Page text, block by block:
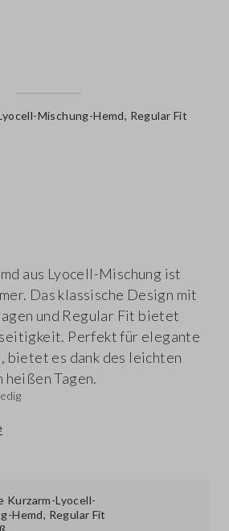
Mischung-Hemd, Regular Fit
aus Lyocell-Mischung ist
Das klassische Design mit
und Regular Fit bietet
Perfekt für elegante
bietet es dank des leichten
heißen Tagen.